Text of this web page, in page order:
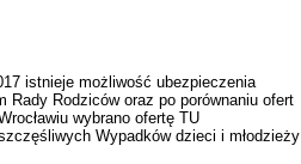
istnieje możliwość ubezpieczenia
Rodziców oraz po porównaniu ofert
wybrano ofertę TU
Wypadków dzieci i młodzieży